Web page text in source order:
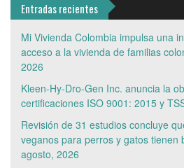
Entradas recientes
Mi Vivienda Colombia impulsa una
acceso a la vivienda de familias
2026
Kleen-Hy-Dro-Gen Inc. anuncia la
certificaciones ISO 9001: 2015 y
Revisión de 31 estudios concluye
veganos para perros y gatos tienen
agosto, 2026